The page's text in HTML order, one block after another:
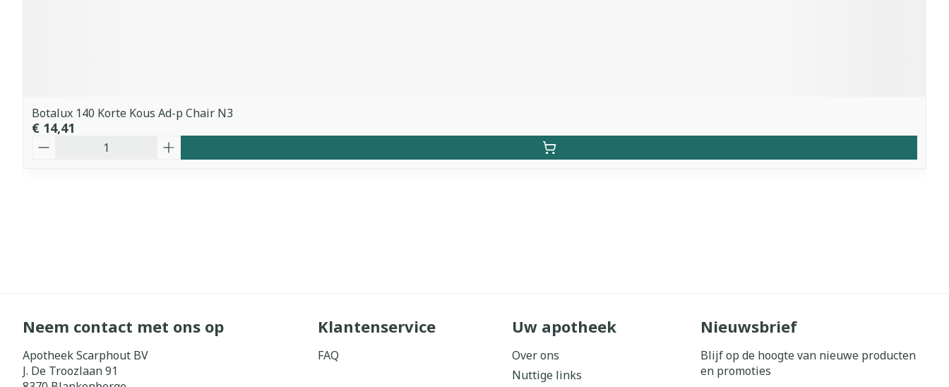
Botalux 140 Korte Kous Ad-p Chair N3
€ 14,41
Neem contact met ons op
Apotheek Scarphout BV
J. De Troozlaan 91
Klantenservice
FAQ
Uw apotheek
Over ons
Nuttige links
Nieuwsbrief
Blijf op de hoogte van nieuwe producten
en promoties